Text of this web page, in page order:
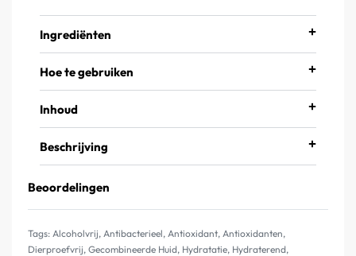
Ingrediënten
Hoe te gebruiken
Inhoud
Beschrijving
Beoordelingen
Tags: Alcoholvrij, Antibacterieel, Antioxidant, Antioxidanten,
Dierproefvrij, Gecombineerde Huid, Hydratatie, Hydraterend,